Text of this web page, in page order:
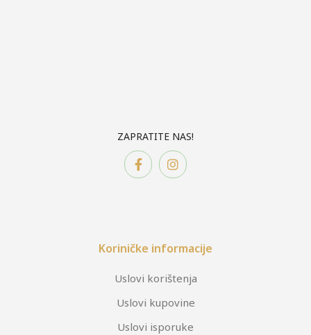
ZAPRATITE NAS!
Koriničke informacije
Uslovi korištenja
Uslovi kupovine
Uslovi isporuke